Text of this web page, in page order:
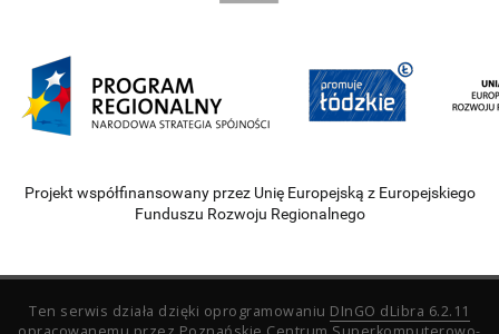
Projekt współfinansowany przez Unię Europejską z Europejskiego
Funduszu Rozwoju Regionalnego
Ten serwis działa dzięki oprogramowaniu DInGO dLibra 6.2.11